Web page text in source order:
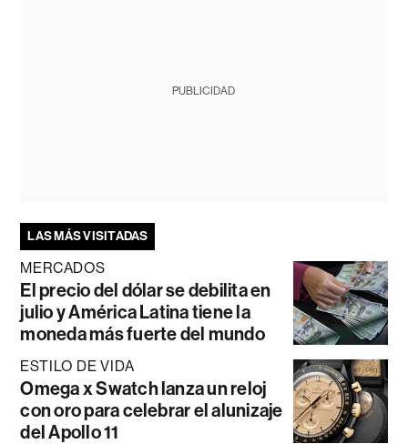
PUBLICIDAD
LAS MÁS VISITADAS
MERCADOS
El precio del dólar se debilita en
julio y América Latina tiene la
moneda más fuerte del mundo
ESTILO DE VIDA
Omega x Swatch lanza un reloj
con oro para celebrar el alunizaje
del Apollo 11